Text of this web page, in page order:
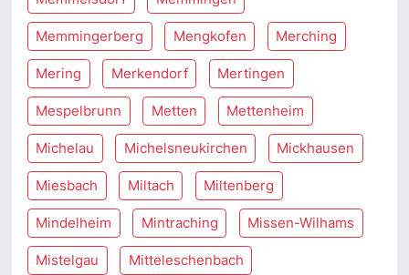
Memmingerberg Mengkofen Merching
Mering Merkendorf Mertingen
Mespelbrunn Metten Mettenheim
Michelau Michelsneukirchen Mickhausen
Miesbach Miltach Miltenberg
Mindelheim Mintraching Missen-Wilhams
Mistelgau Mitteleschenbach